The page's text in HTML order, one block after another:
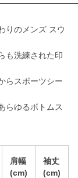
りのメンズ スウ
も洗練された印
らスポーツシー
らゆるボトムス
肩幅
(cm)
袖丈
(cm)